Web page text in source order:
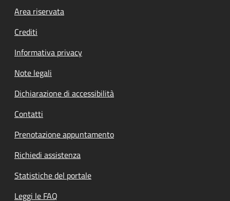
Footer menu
Area riservata
Crediti
Informativa privacy
Note legali
Dichiarazione di accessibilità
Contatti
Prenotazione appuntamento
Richiedi assistenza
Statistiche del portale
Leggi le FAQ